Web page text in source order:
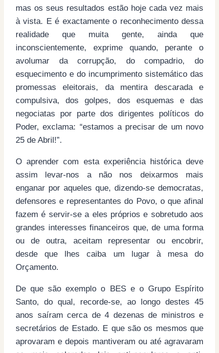
mas os seus resultados estão hoje cada vez mais
à vista. E é exactamente o reconhecimento dessa
realidade que muita gente, ainda que
inconscientemente, exprime quando, perante o
avolumar da corrupção, do compadrio, do
esquecimento e do incumprimento sistemático das
promessas eleitorais, da mentira descarada e
compulsiva, dos golpes, dos esquemas e das
negociatas por parte dos dirigentes políticos do
Poder, exclama: “estamos a precisar de um novo
25 de Abril!”.
O aprender com esta experiência histórica deve
assim levar-nos a não nos deixarmos mais
enganar por aqueles que, dizendo-se democratas,
defensores e representantes do Povo, o que afinal
fazem é servir-se a eles próprios e sobretudo aos
grandes interesses financeiros que, de uma forma
ou de outra, aceitam representar ou encobrir,
desde que lhes caiba um lugar à mesa do
Orçamento.
De que são exemplo o BES e o Grupo Espírito
Santo, do qual, recorde-se, ao longo destes 45
anos saíram cerca de 4 dezenas de ministros e
secretários de Estado. E que são os mesmos que
aprovaram e depois mantiveram ou até agravaram